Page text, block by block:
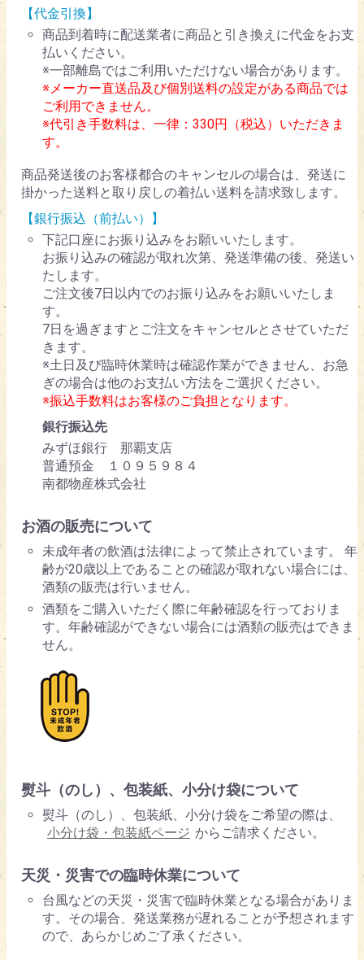
【代金引換】
商品到着時に配送業者に商品と引き換えに代金をお支
払いください。
※一部離島ではご利用いただけない場合があります。
※メーカー直送品及び個別送料の設定がある商品では
ご利用できません。
※代引き手数料は、一律：330円（税込）いただきま
す。
商品発送後のお客様都合のキャンセルの場合は、発送に
掛かった送料と取り戻しの着払い送料を請求致します。
【銀行振込（前払い）】
下記口座にお振り込みをお願いいたします。
お振り込みの確認が取れ次第、発送準備の後、発送い
たします。
ご注文後7日以内でのお振り込みをお願いいたしま
す。
7日を過ぎますとご注文をキャンセルとさせていただ
きます。
※土日及び臨時休業時は確認作業ができません、お急
ぎの場合は他のお支払い方法をご選択ください。
※振込手数料はお客様のご負担となります。
銀行振込先
みずほ銀行 那覇支店
普通預金 １０９５９８４
南都物産株式会社
お酒の販売について
未成年者の飲酒は法律によって禁止されています。 年
齢が20歳以上であることの確認が取れない場合には、
酒類の販売は行いません。
酒類をご購入いただく際に年齢確認を行っておりま
す。年齢確認ができない場合には酒類の販売はできま
せん。
熨斗（のし）、包装紙、小分け袋について
熨斗（のし）、包装紙、小分け袋をご希望の際は、
小分け袋・包装紙ページ からご請求ください。
天災・災害での臨時休業について
台風などの天災・災害で臨時休業となる場合がありま
す。その場合、発送業務が遅れることが予想されます
ので、あらかじめご了承ください。